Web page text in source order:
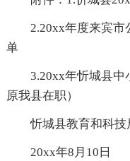
2.20xx年度来宾市
单
3.20xx年忻城县中
原我县在职）
忻城县教育和科技
20xx年8月10日